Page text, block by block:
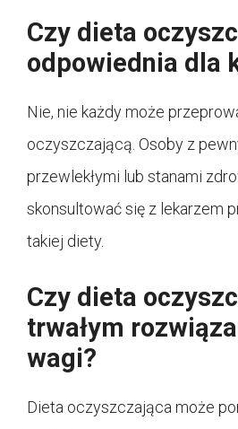
Czy dieta
odpowiednia dla
Nie, nie każdy może
oczyszczającą. Osoby z
przewlekłymi lub stanami
skonsultować się z lekarzem
takiej diety.
Czy dieta
trwałym
wagi?
Dieta oczyszczająca może